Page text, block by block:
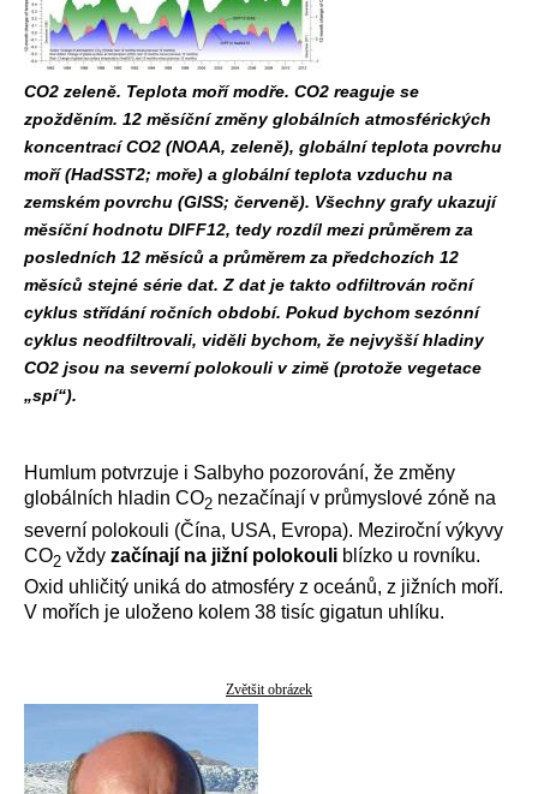
CO2 zeleně. Teplota moří modře. CO2 reaguje se
zpožděním. 12 měsíční změny globálních atmosférických
koncentrací CO2 (NOAA, zeleně), globální teplota povrchu
moří (HadSST2; moře) a globální teplota vzduchu na
zemském povrchu (GISS; červeně). Všechny grafy ukazují
měsíční hodnotu DIFF12, tedy rozdíl mezi průměrem za
posledních 12 měsíců a průměrem za předchozích 12
měsíců stejné série dat. Z dat je takto odfiltrován roční
cyklus střídání ročních období. Pokud bychom sezónní
cyklus neodfiltrovali, viděli bychom, že nejvyšší hladiny
CO2 jsou na severní polokouli v zimě (protože vegetace
„spí“).
Humlum potvrzuje i Salbyho pozorování, že změny
globálních hladin CO2 nezačínají v průmyslové zóně na
severní polokouli (Čína, USA, Evropa). Meziroční výkyvy
CO2 vždy začínají na jižní polokouli blízko u rovníku.
Oxid uhličitý uniká do atmosféry z oceánů, z jižních moří.
V mořích je uloženo kolem 38 tisíc gigatun uhlíku.
Zvětšit obrázek